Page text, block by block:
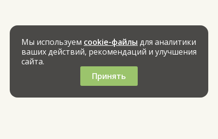
Мы используем cookie-файлы для аналитики
ваших действий, рекомендаций и улучшения
сайта.
Принять